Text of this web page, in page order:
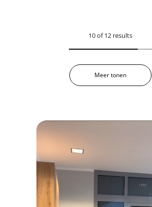
10 of 12 results
Meer tonen